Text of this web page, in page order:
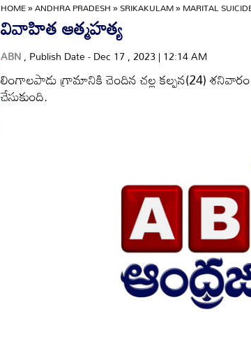
HOME»ANDHRA PRADESH»SRIKAKULAM»MARITAL
వివాహిత ఆత్మహత్య
ABN, Publish Date - Dec 17 , 2023 | 12:14 AM
లింగాలపాడు గ్రామానికి చెందిన చల్ల కల్పన(24)
చేసుకుంది.